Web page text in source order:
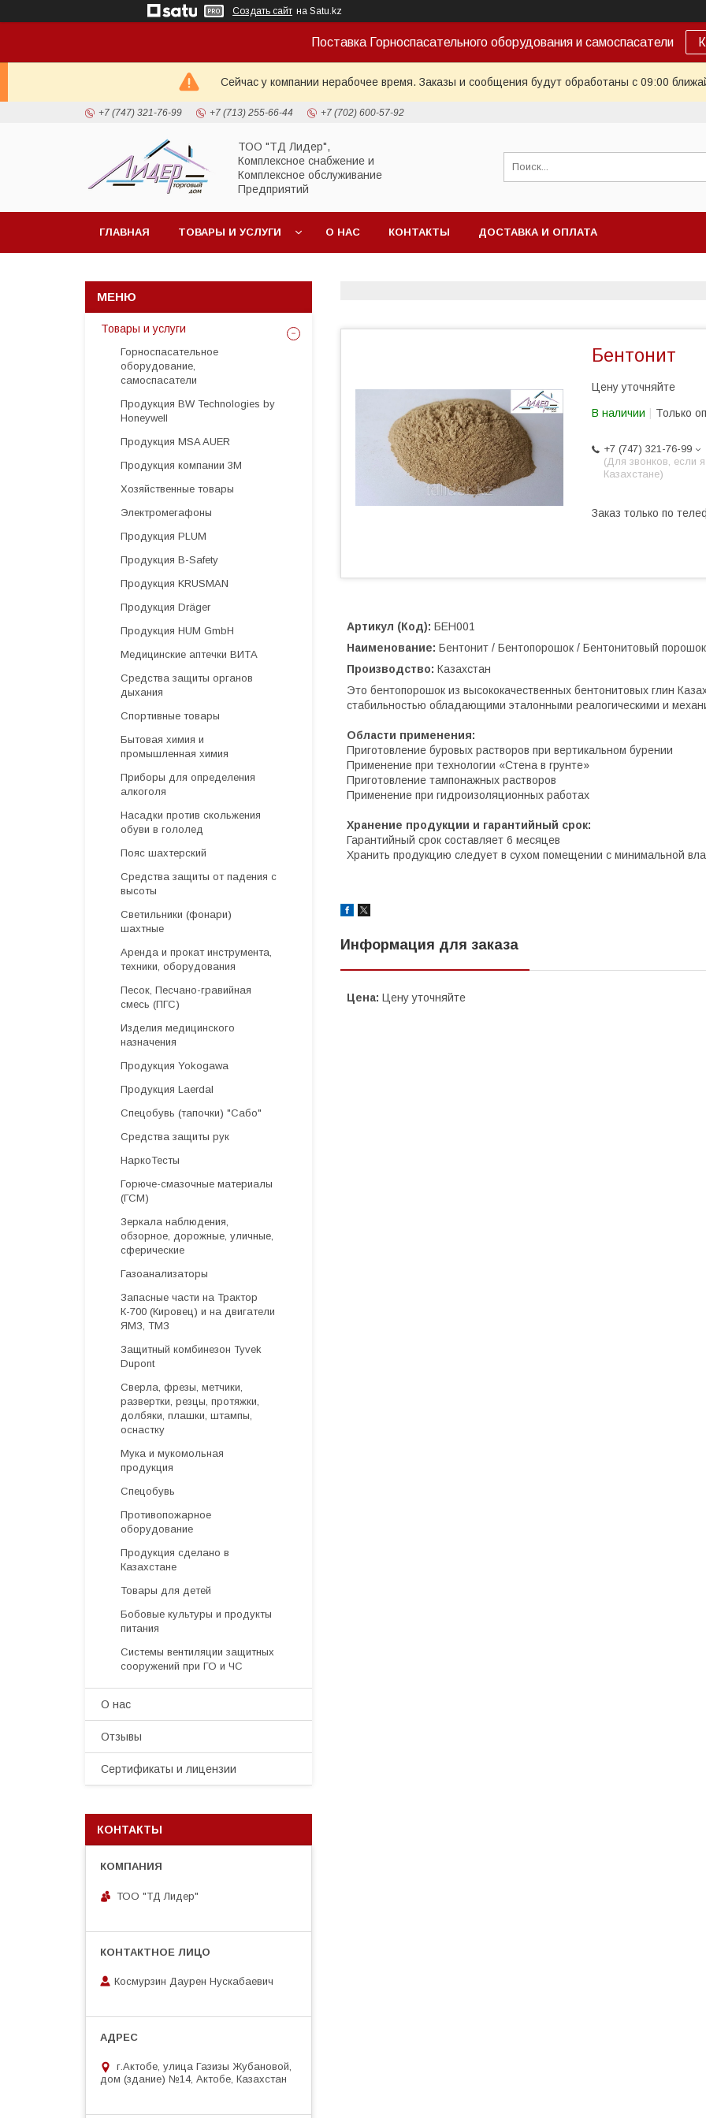
Создать сайт на Satu.kz
Поставка Горноспасательного оборудования и самоспасатели
Сейчас у компании нерабочее время. Заказы и сообщения будут обработаны с 09:00
+7 (747) 321-76-99 +7 (713) 255-66-44 +7 (702) 600-57-92
ТОО "ТД Лидер",
Комплексное снабжение и
Комплексное обслуживание
Предприятий
ГЛАВНАЯ ТОВАРЫ И УСЛУГИ О НАС КОНТАКТЫ ДОСТАВКА И ОПЛАТА
Бентонит
Цену уточняйте
В наличии Только
+7 (747) 321-76-99
(Для звонков, если
Казахстане)
Заказ только по
Артикул (Код): БЕН001
Наименование: Бентонит / Бентопорошок / Бентонитовый порошок
Производство: Казахстан
Это бентопорошок из высококачественных бентонитовых глин
стабильностью обладающими эталонными реалогическими и
Области применения:
Приготовление буровых растворов при вертикальном бурении
Применение при технологии «Стена в грунте»
Приготовление тампонажных растворов
Применение при гидроизоляционных работах
Хранение продукции и гарантийный срок:
Гарантийный срок составляет 6 месяцев
Хранить продукцию следует в сухом помещении с минимальной
Информация для заказа
Цена: Цену уточняйте
Товары и услуги
Горноспасательное
оборудование,
самоспасатели
Продукция BW Technologies by
Honeywell
Продукция MSA AUER
Продукция компании 3М
Хозяйственные товары
Электромегафоны
Продукция PLUM
Продукция B-Safety
Продукция KRUSMAN
Продукция Dräger
Продукция HUM GmbH
Медицинские аптечки ВИТА
Средства защиты органов
дыхания
Спортивные товары
Бытовая химия и
промышленная химия
Приборы для определения
алкоголя
Насадки против скольжения
обуви в гололед
Пояс шахтерский
Средства защиты от падения с
высоты
Светильники (фонари)
шахтные
Аренда и прокат инструмента,
техники, оборудования
Песок, Песчано-гравийная
смесь (ПГС)
Изделия медицинского
назначения
Продукция Yokogawa
Продукция Laerdal
Спецобувь (тапочки) "Сабо"
Средства защиты рук
НаркоТесты
Горюче-смазочные материалы
(ГСМ)
Зеркала наблюдения,
обзорное, дорожные, уличные,
сферические
Газоанализаторы
Запасные части на Трактор
К-700 (Кировец) и на двигатели
ЯМЗ, ТМЗ
Защитный комбинезон Tyvek
Dupont
Cверла, фрезы, метчики,
развертки, резцы, протяжки,
долбяки, плашки, штампы,
оснастку
Мука и мукомольная
продукция
Спецобувь
Противопожарное
оборудование
Продукция сделано в
Казахстане
Товары для детей
Бобовые культуры и продукты
питания
Системы вентиляции защитных
сооружений при ГО и ЧС
О нас
Отзывы
Сертификаты и лицензии
КОНТАКТЫ
ТОО "ТД Лидер"
Космурзин Даурен Нускабаевич
г.Актобе, улица Газизы Жубановой,
дом (здание) №14, Актобе, Казахстан